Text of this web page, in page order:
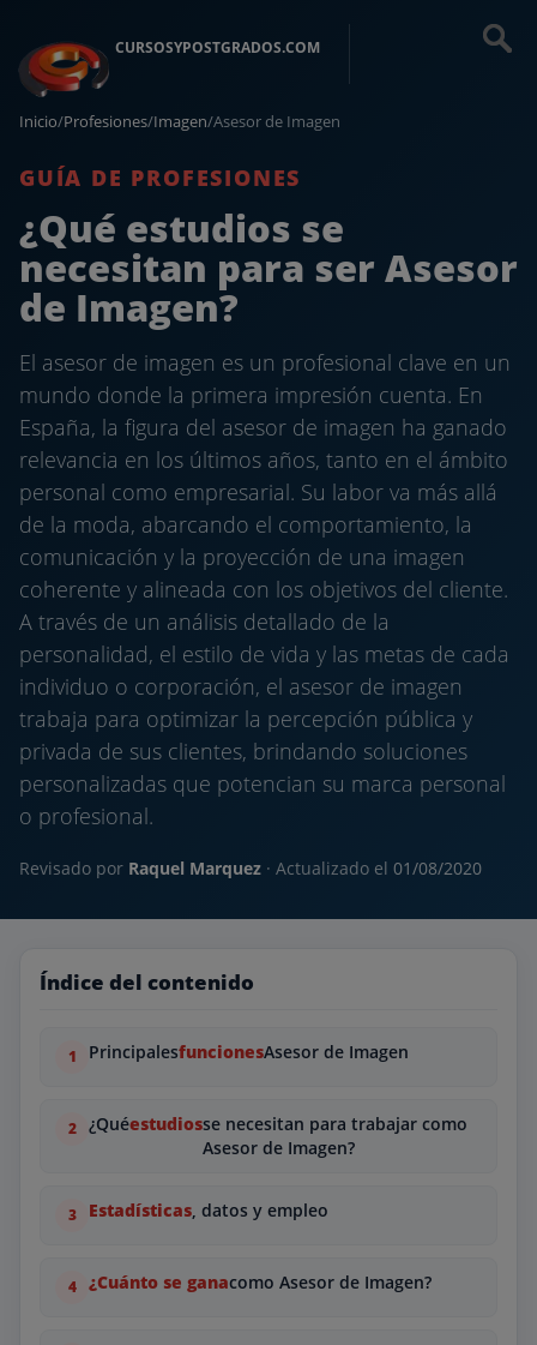
CURSOSYPOSTGRADOS.COM
Inicio/Profesiones/Imagen/Asesor de Imagen
GUÍA DE PROFESIONES
¿Qué estudios se
necesitan para ser Asesor
de Imagen?
El asesor de imagen es un profesional clave en un
mundo donde la primera impresión cuenta. En
España, la figura del asesor de imagen ha ganado
relevancia en los últimos años, tanto en el ámbito
personal como empresarial. Su labor va más allá
de la moda, abarcando el comportamiento, la
comunicación y la proyección de una imagen
coherente y alineada con los objetivos del cliente.
A través de un análisis detallado de la
personalidad, el estilo de vida y las metas de cada
individuo o corporación, el asesor de imagen
trabaja para optimizar la percepción pública y
privada de sus clientes, brindando soluciones
personalizadas que potencian su marca personal
o profesional.
Revisado por Raquel Marquez · Actualizado el 01/08/2020
Índice del contenido
PrincipalesfuncionesAsesor de Imagen
¿Quéestudiosse necesitan para trabajar como
Asesor de Imagen?
Estadísticas, datos y empleo
¿Cuánto se ganacomo Asesor de Imagen?